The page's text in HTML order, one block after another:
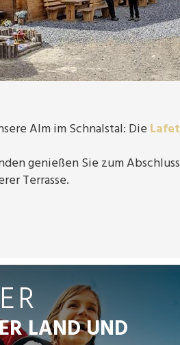
Alm im Schnalstal: Die
genießen Sie zum
Terrasse.
LAND UND